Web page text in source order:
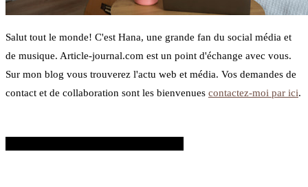
Salut tout le monde! C'est Hana, une grande fan du social média et
de musique. Article-journal.com est un point d'échange avec vous.
Sur mon blog vous trouverez l'actu web et média. Vos demandes de
contact et de collaboration sont les bienvenues contactez-moi par ici.